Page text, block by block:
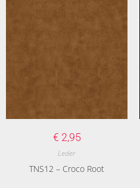
€ 2,95
Leder
TNS12 – Croco Root